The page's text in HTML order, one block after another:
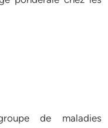
de maladies